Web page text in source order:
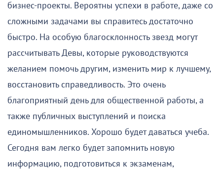
бизнес-проекты. Вероятны успехи в работе, даже со
сложными задачами вы справитесь достаточно
быстро. На особую благосклонность звезд могут
рассчитывать Девы, которые руководствуются
желанием помочь другим, изменить мир к лучшему,
восстановить справедливость. Это очень
благоприятный день для общественной работы, а
также публичных выступлений и поиска
единомышленников. Хорошо будет даваться учеба.
Сегодня вам легко будет запомнить новую
информацию, подготовиться к экзаменам,